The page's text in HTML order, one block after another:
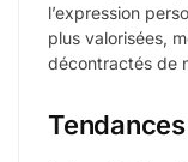
l’expression
plus valorisées,
décontractés de